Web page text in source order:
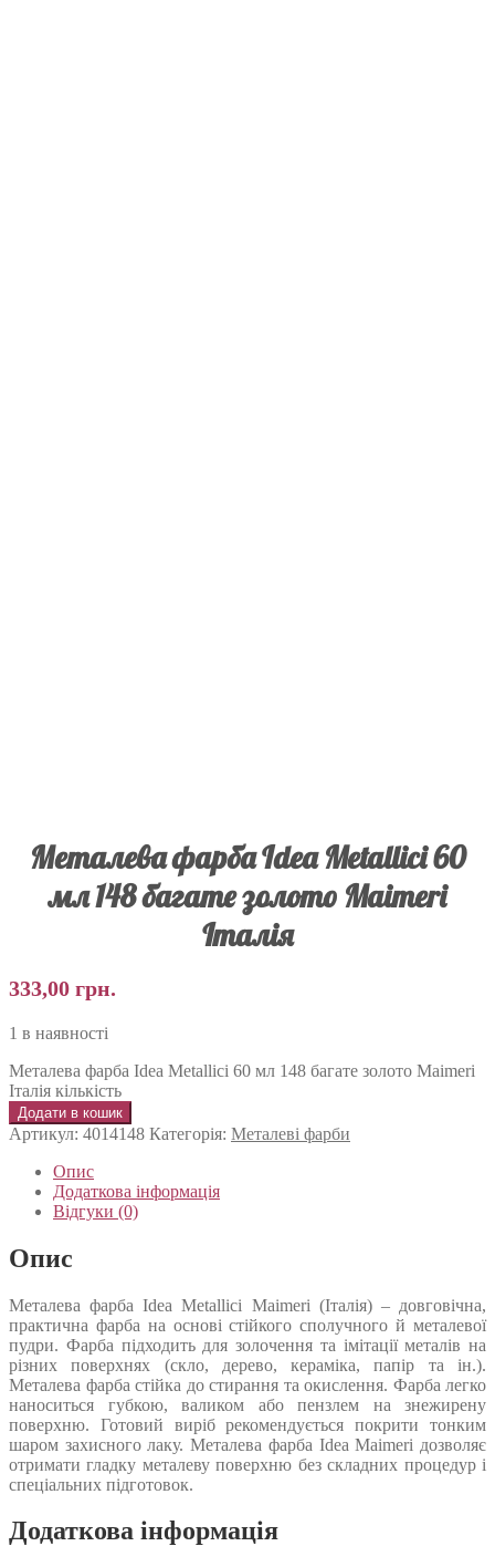
Металева фарба Idea Metallici 60
мл 148 багате золото Maimeri
Італія
333,00 грн.
1 в наявності
Металева фарба Idea Metallici 60 мл 148 багате золото Maimeri
Італія кількість
Додати в кошик
Артикул: 4014148 Категорія: Металеві фарби
Опис
Додаткова інформація
Відгуки (0)
Опис
Металева фарба Idea Metallici Maimeri (Італія) – довговічна,
практична фарба на основі стійкого сполучного й металевої
пудри. Фарба підходить для золочення та імітації металів на
різних поверхнях (скло, дерево, кераміка, папір та ін.).
Металева фарба стійка до стирання та окислення. Фарба легко
наноситься губкою, валиком або пензлем на знежирену
поверхню. Готовий виріб рекомендується покрити тонким
шаром захисного лаку. Металева фарба Idea Maimeri дозволяє
отримати гладку металеву поверхню без складних процедур і
спеціальних підготовок.
Додаткова інформація